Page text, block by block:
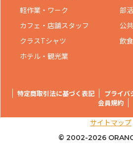
軽作業・ワーク
部
カフェ・店舗スタッフ
公
クラスTシャツ
飲
ホテル・観光業
特定商取引法に基づく表記 プライバ
会員規約
サイトマップ
© 2002-2026